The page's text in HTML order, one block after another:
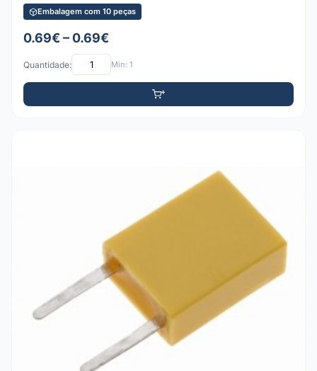
Embalagem com 10 peças
0.69€ – 0.69€
Quantidade: Mín: 1